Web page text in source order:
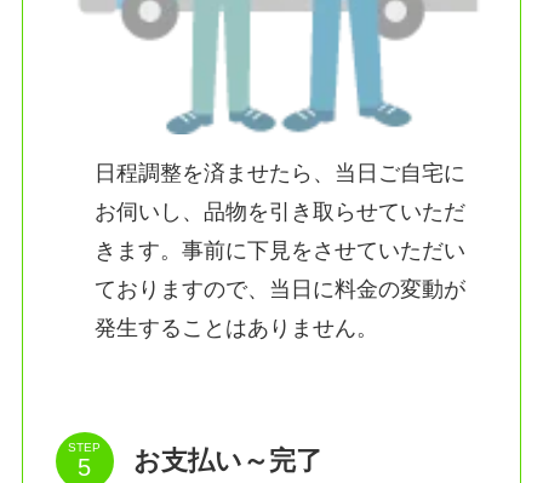
日程調整を済ませたら、当日ご自宅に
お伺いし、品物を引き取らせていただ
きます。事前に下見をさせていただい
ておりますので、当日に料金の変動が
発生することはありません。
STEP お支払い～完了